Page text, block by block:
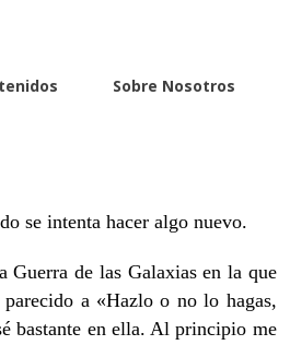
Sobre Nosotros
se intenta hacer algo nuevo.
de las Galaxias en la que
a «Hazlo o no lo hagas,
bastante en ella. Al principio me